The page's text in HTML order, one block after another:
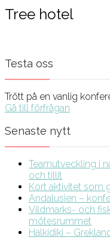
Tree hotel
Testa oss
Trött på en vanlig
Gå till förfrågan
Senaste nytt
Teamutveckling i
och tillit
Kort aktivitet som
Andalusien –
Vildmarks- och
mötesrummet
Halkidiki –